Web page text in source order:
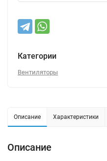
Категории
Вентиляторы
Описание Характеристики
Описание